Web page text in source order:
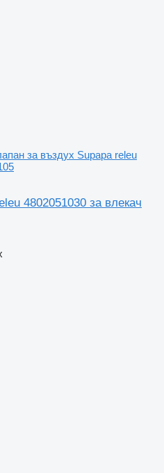
за въздух Supapa releu
4802051030 за влекач